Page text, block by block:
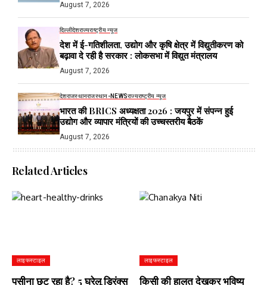
August 7, 2026
दिल्लीदेशराज्यराष्ट्रीय न्यूज
देश में ई-गतिशीलता, उद्योग और कृषि क्षेत्र में विद्युतीकरण को
बढ़ावा दे रही है सरकार : लोकसभा में विद्युत मंत्रालय
August 7, 2026
देशराजस्थानराजस्थान-NEWSराज्यराष्ट्रीय न्यूज
भारत की BRICS अध्यक्षता 2026 : जयपुर में संपन्न हुई
उद्योग और व्यापार मंत्रियों की उच्चस्तरीय बैठकें
August 7, 2026
Related Articles
लाइफस्टाइल
पसीना छूट रहा है? 5 घरेलू ड्रिंक्स
लाइफस्टाइल
किसी की हालत देखकर भविष्य